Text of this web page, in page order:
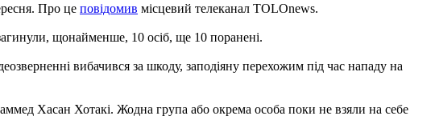
Про це повідомив місцевий телеканал TOLOnews.
щонайменше, 10 осіб, ще 10 поранені.
вибачився за шкоду, заподіяну перехожим під час нападу на
Хасан Хотакі. Жодна група або окрема особа поки не взяли на себе